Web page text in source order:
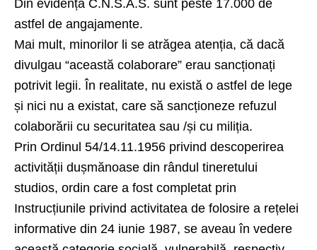
Din evidența C.N.S.A.S. sunt peste 17.000 de
astfel de angajamente.
Mai mult, minorilor li se atrăgea atenția, că dacă
divulgau “această colaborare” erau sancționați
potrivit legii. În realitate, nu există o astfel de lege
și nici nu a existat, care să sancționeze refuzul
colaborării cu securitatea sau /și cu miliția.
Prin Ordinul 54/14.11.1956 privind descoperirea
activității dușmănoase din rândul tineretului
studios, ordin care a fost completat prin
Instrucțiunile privind activitatea de folosire a rețelei
informative din 24 iunie 1987, se aveau în vedere